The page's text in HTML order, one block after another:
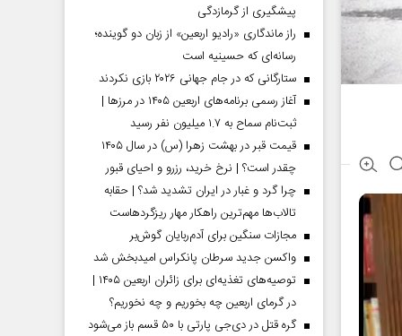
پیشگیری از گرمازدگی
راز ماندگاری «رادیو اربعین» از زبان دو گوینده؛
رسانه‌ای که حسینیه است
ستارگانی که در جام جهانی ۲۰۲۶ بازی نکردند
آغاز رسمی برنامه‌های اربعین ۱۴۰۵ در مرز‌ها |
ثبت‌نام سماح به ۱.۷ میلیون نفر رسید
قیمت قبر در بهشت زهرا (س) در سال ۱۴۰۵
چقدر است؟ | نرخ خرید، رزرو و احیای قبور
چرا گرد و غبار در ایران تشدید شد؟ | حقابه
تالاب‌ها مهم‌ترین راهکار مهار ریزگردهاست
مجازات سنگین برای آدم‌ربایان گوش‌بر
واکسن جدید سرطان پانکراس امیدبخش شد
توصیه‌های تغذیه‌ای برای زائران اربعین ۱۴۰۵ |
در گرمای اربعین چه بخوریم و چه نخوریم؟
گره قتل در دی‌جی پارتی با ۵۰ قسم باز می‌شود